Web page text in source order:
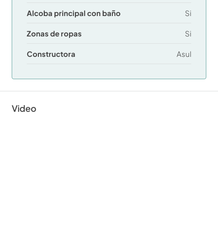
Alcoba principal con baño Si
Zonas de ropas Si
Constructora Asul
Video